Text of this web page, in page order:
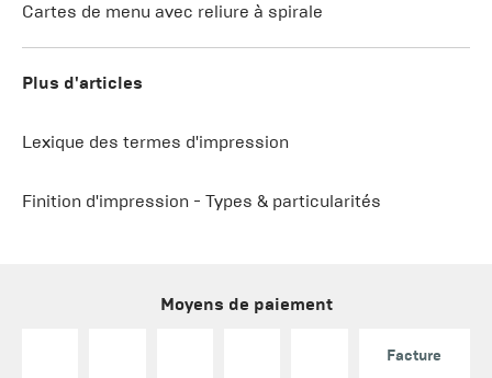
Cartes de menu avec reliure à spirale
Plus d'articles
Lexique des termes d'impression
Finition d'impression - Types & particularités
Moyens de paiement
Facture